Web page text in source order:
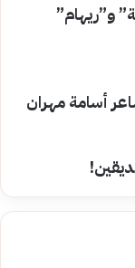
و”ريهام”
أسامة مهران